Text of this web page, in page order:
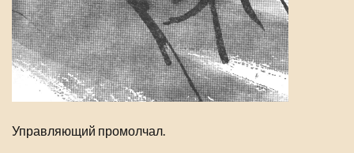
Управляющий промолчал.